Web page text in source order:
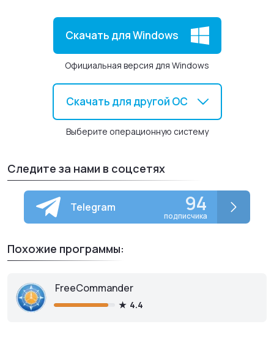
Скачать для Windows
Официальная версия для Windows
Скачать для другой ОС
Выберите операционную систему
Следите за нами в соцсетях
Telegram 94
подписчика
Похожие программы:
FreeCommander
4.4